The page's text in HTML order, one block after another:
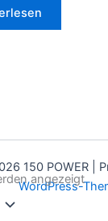
angezeigt
150 POWER |
WordPress-